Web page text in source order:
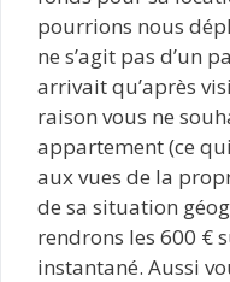
pourrions nous
ne s’agit pas d’un
arrivait qu’après
raison vous ne
appartement (ce
aux vues de la
de sa situation
rendrons les 600 €
instantané. Aussi